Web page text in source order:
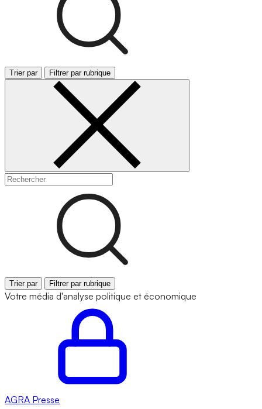
Trier par Filtrer par rubrique
Trier par Filtrer par rubrique
Votre média d'analyse politique et économique
AGRA Presse